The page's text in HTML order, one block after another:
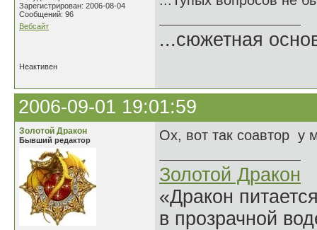
Зарегистрирован: 2006-08-04
Сообщений: 96
Вебсайт
...сюжетная
Неактивен
2006-09-01 19:01:59
Золотой Дракон
Бывший редактор Ох, вот так соавтор у
Золотой Дракон
«Дракон
в прозрачной